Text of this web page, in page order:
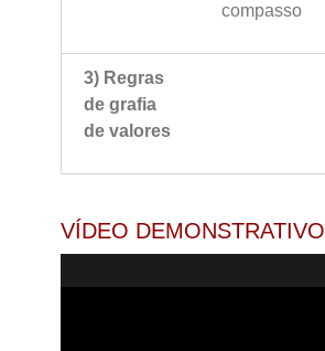
compasso
3) Regras
de grafia
de valores
VÍDEO DEMONSTRATIVO